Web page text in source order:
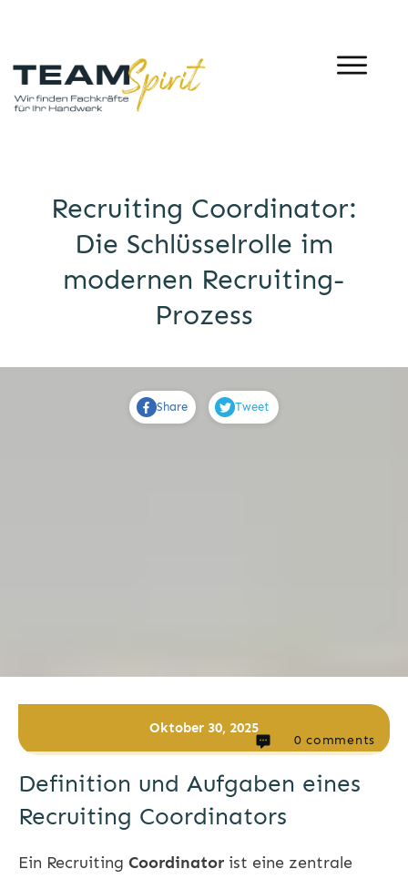
Recruiting Coordinator:
Die Schlüsselrolle im
modernen Recruiting-
Prozess
Share Tweet
Oktober 30, 2025
0 comments
Definition und Aufgaben eines
Recruiting Coordinators
Ein Recruiting Coordinator ist eine zentrale